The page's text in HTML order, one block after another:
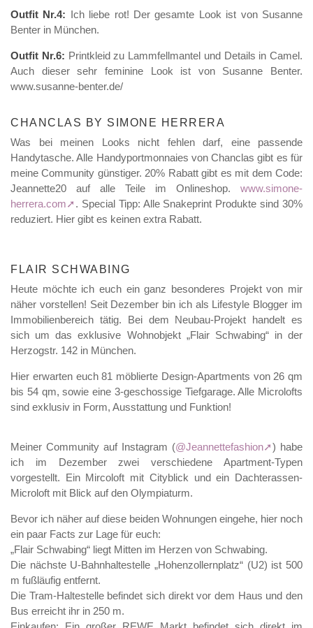
Outfit Nr.4: Ich liebe rot! Der gesamte Look ist von Susanne
Benter in München.
Outfit Nr.6: Printkleid zu Lammfellmantel und Details in Camel.
Auch dieser sehr feminine Look ist von Susanne Benter.
www.susanne-benter.de/
CHANCLAS BY SIMONE HERRERA
Was bei meinen Looks nicht fehlen darf, eine passende
Handytasche. Alle Handyportmonnaies von Chanclas gibt es für
meine Community günstiger. 20% Rabatt gibt es mit dem Code:
Jeannette20 auf alle Teile im Onlineshop. www.simone-
herrera.com
. Special Tipp: Alle Snakeprint Produkte sind 30%
reduziert. Hier gibt es keinen extra Rabatt.
FLAIR SCHWABING
Heute möchte ich euch ein ganz besonderes Projekt von mir
näher vorstellen! Seit Dezember bin ich als Lifestyle Blogger im
Immobilienbereich tätig. Bei dem Neubau-Projekt handelt es
sich um das exklusive Wohnobjekt „Flair Schwabing“ in der
Herzogstr. 142 in München.
Hier erwarten euch 81 möblierte Design-Apartments von 26 qm
bis 54 qm, sowie eine 3-geschossige Tiefgarage. Alle Microlofts
sind exklusiv in Form, Ausstattung und Funktion!
Meiner Community auf Instagram (@Jeannettefashion
) habe
ich im Dezember zwei verschiedene Apartment-Typen
vorgestellt. Ein Mircoloft mit Cityblick und ein Dachterassen-
Microloft mit Blick auf den Olympiaturm.
Bevor ich näher auf diese beiden Wohnungen eingehe, hier noch
ein paar Facts zur Lage für euch:
„Flair Schwabing“ liegt Mitten im Herzen von Schwabing.
Die nächste U-Bahnhaltestelle „Hohenzollernplatz“ (U2) ist 500
m fußläufig entfernt.
Die Tram-Haltestelle befindet sich direkt vor dem Haus und den
Bus erreicht ihr in 250 m.